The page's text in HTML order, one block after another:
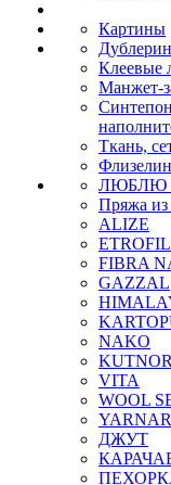
Картины
Дублерин
Клеевые
Манжет-
Ткань,
Флизелин
ЛЮБЛЮ
Пряжа из
ALIZE
ETROFIL
FIBRA
GAZZAL
NAKO
KUTNOR
VITA
WOOL
ДЖУТ